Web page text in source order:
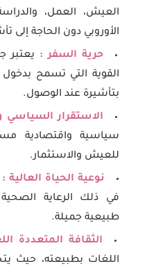
العيش، العمل،
الأوروبي دون الحاجة إلى
حرية السفر : يعتبر
القوية التي تسمح
بتأشيرة عند الوصول.
الاستقرار السياسي
سياسية واقتصادية
للعيش والاستثمار.
نوعية الحياة العالية :
في ذلك الرعاية الصحية
طبيعية جميلة.
الثقافة المتعددة
اللغات بطبيعته، حيث